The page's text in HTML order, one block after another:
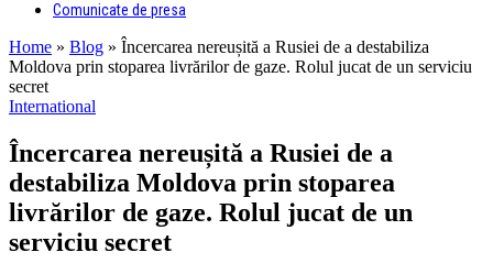
Comunicate de presa
Home » Blog » Încercarea nereușită a Rusiei de a destabiliza
Moldova prin stoparea livrărilor de gaze. Rolul jucat de un serviciu
secret
International
Încercarea nereușită a Rusiei de a
destabiliza Moldova prin stoparea
livrărilor de gaze. Rolul jucat de un
serviciu secret